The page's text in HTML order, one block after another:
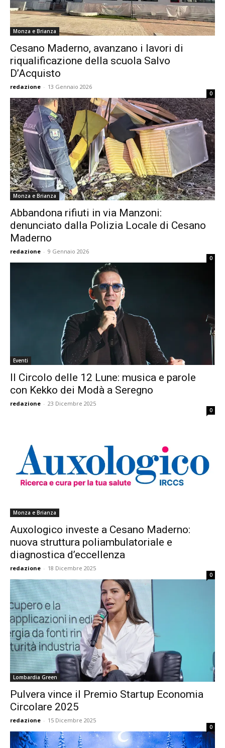
Monza e Brianza
Cesano Maderno, avanzano i lavori di
riqualificazione della scuola Salvo
D’Acquisto
redazione - 13 Gennaio 2026
0
Monza e Brianza
Abbandona rifiuti in via Manzoni:
denunciato dalla Polizia Locale di Cesano
Maderno
redazione - 9 Gennaio 2026
0
Eventi
Il Circolo delle 12 Lune: musica e parole
con Kekko dei Modà a Seregno
redazione - 23 Dicembre 2025
0
Monza e Brianza
Auxologico investe a Cesano Maderno:
nuova struttura poliambulatoriale e
diagnostica d’eccellenza
redazione - 18 Dicembre 2025
0
Lombardia Green
Pulvera vince il Premio Startup Economia
Circolare 2025
redazione - 15 Dicembre 2025
0